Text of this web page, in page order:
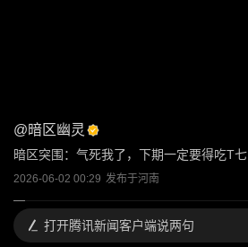
@暗区幽灵
暗区突围：气死我了，下期一定要得吃T七
2026-06-02 00:29 发布于河南
打开腾讯新闻客户端说两句